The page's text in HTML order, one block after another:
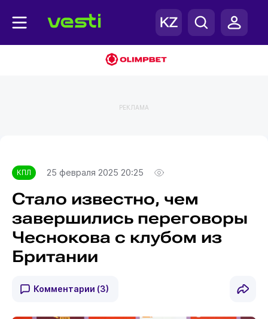
РЕКЛАМА
КПЛ 25 февраля 2025 20:25
Стало известно, чем
завершились переговоры
Чеснокова с клубом из
Британии
Комментарии (3)